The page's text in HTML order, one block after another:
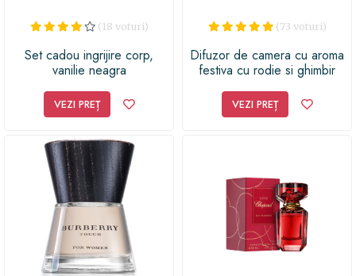
(18 voturi)
Set cadou ingrijire corp,
vanilie neagra
VEZI PREȚ
(73 voturi)
Difuzor de camera cu aroma
festiva cu rodie si ghimbir
VEZI PREȚ